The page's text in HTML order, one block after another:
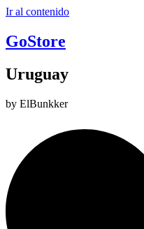
Ir al contenido
GoStore
Uruguay
by ElBunkker